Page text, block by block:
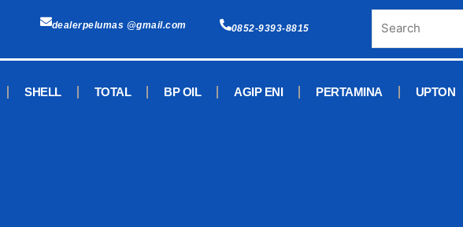
dealerpelumas @gmail.com 0852-9393-8815
SHELL TOTAL BP OIL AGIP ENI PERTAMINA UPTON